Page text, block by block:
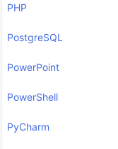
PHP
PostgreSQL
PowerPoint
PowerShell
PyCharm